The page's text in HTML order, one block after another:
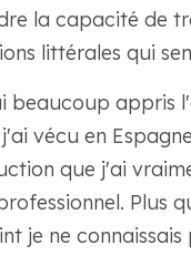
la capacité de
littérales qui
appris
vécu en
que j'ai
Plus
je ne